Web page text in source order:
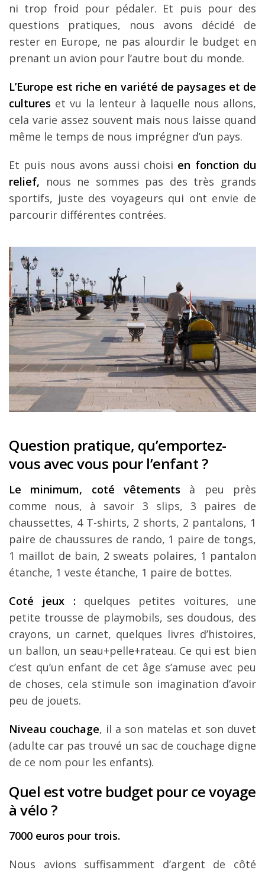
ni trop froid pour pédaler. Et puis pour des
questions pratiques, nous avons décidé de
rester en Europe, ne pas alourdir le budget en
prenant un avion pour l’autre bout du monde.
L’Europe est riche en variété de paysages et de
cultures et vu la lenteur à laquelle nous allons,
cela varie assez souvent mais nous laisse quand
même le temps de nous imprégner d’un pays.
Et puis nous avons aussi choisi en fonction du
relief, nous ne sommes pas des très grands
sportifs, juste des voyageurs qui ont envie de
parcourir différentes contrées.
Question pratique, qu’emportez-
vous avec vous pour l’enfant ?
Le minimum, coté vêtements à peu près
comme nous, à savoir 3 slips, 3 paires de
chaussettes, 4 T-shirts, 2 shorts, 2 pantalons, 1
paire de chaussures de rando, 1 paire de tongs,
1 maillot de bain, 2 sweats polaires, 1 pantalon
étanche, 1 veste étanche, 1 paire de bottes.
Coté jeux :quelques petites voitures, une
petite trousse de playmobils, ses doudous, des
crayons, un carnet, quelques livres d’histoires,
un ballon, un seau+pelle+rateau. Ce qui est bien
c’est qu’un enfant de cet âge s’amuse avec peu
de choses, cela stimule son imagination d’avoir
peu de jouets.
Niveau couchage, il a son matelas et son duvet
(adulte car pas trouvé un sac de couchage digne
de ce nom pour les enfants).
Quel est votre budget pour ce voyage
à vélo ?
7000 euros pour trois.
Nous avions suffisamment d’argent de côté